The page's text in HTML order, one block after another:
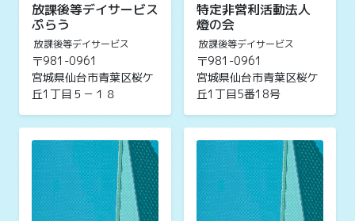
放課後等デイサービス
ぷらう
放課後等デイサービス
〒981-0961
宮城県仙台市青葉区桜ケ
丘1丁目５－１８
特定非営利活動法人
燈の会
放課後等デイサービス
〒981-0961
宮城県仙台市青葉区桜ケ
丘1丁目5番18号